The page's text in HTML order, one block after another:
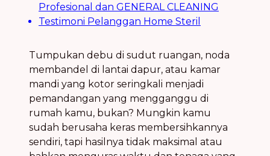
Profesional dan GENERAL CLEANING
Testimoni Pelanggan Home Steril
Tumpukan debu di sudut ruangan, noda
membandel di lantai dapur, atau kamar
mandi yang kotor seringkali menjadi
pemandangan yang mengganggu di
rumah kamu, bukan? Mungkin kamu
sudah berusaha keras membersihkannya
sendiri, tapi hasilnya tidak maksimal atau